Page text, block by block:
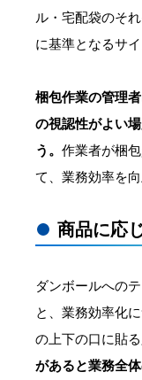
ル・宅配袋のそ
に基準となるサ
梱包作業の管理
の視認性がよい
う。 作業者が梱
て、業務効率を向
商品に応
ダンボールへの
と、業務効率化
の上下の口に貼る
があると業務全